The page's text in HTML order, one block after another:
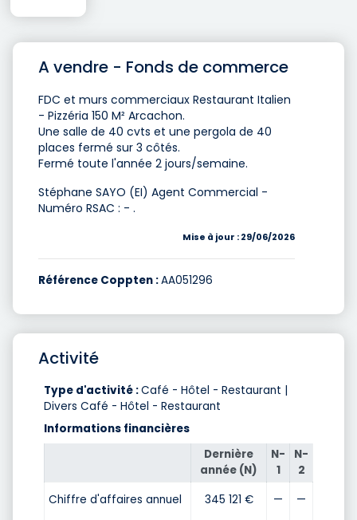
A vendre - Fonds de commerce
FDC et murs commerciaux Restaurant Italien
- Pizzéria 150 M² Arcachon.
Une salle de 40 cvts et une pergola de 40
places fermé sur 3 côtés.
Fermé toute l'année 2 jours/semaine.
Stéphane SAYO (EI) Agent Commercial -
Numéro RSAC : - .
Mise à jour : 29/06/2026
Référence Coppten :AA051296
Activité
Type d'activité :Café - Hôtel - Restaurant |
Divers Café - Hôtel - Restaurant
Informations financières
Dernière
année (N)
N-
1
N-
2
Chiffre d'affaires annuel
345 121 € — —